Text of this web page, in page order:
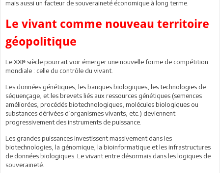
mais aussi un facteur de souveraineté économique à long terme.
Le vivant comme nouveau territoire
géopolitique
Le XXIᵉ siècle pourrait voir émerger une nouvelle forme de compétition
mondiale : celle du contrôle du vivant.
Les données génétiques, les banques biologiques, les technologies de
séquençage, et les brevets liés aux ressources génétiques (semences
améliorées, procédés biotechnologiques, molécules biologiques ou
substances dérivées d’organismes vivants, etc.) deviennent
progressivement des instruments de puissance.
Les grandes puissances investissent massivement dans les
biotechnologies, la génomique, la bioinformatique et les infrastructures
de données biologiques. Le vivant entre désormais dans les logiques de
souveraineté.